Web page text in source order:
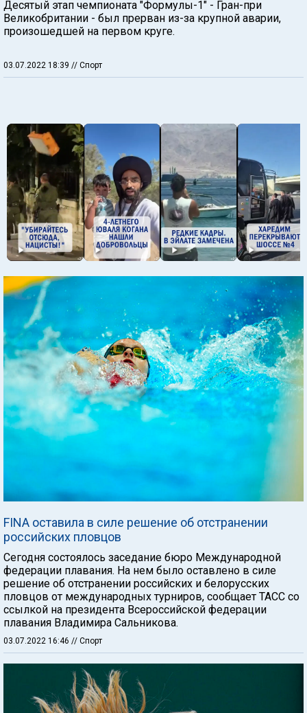
Десятый этап чемпионата "Формулы-1" - Гран-при
Великобритании - был прерван из-за крупной аварии,
произошедшей на первом круге.
03.07.2022 18:39 // Спорт
FINA оставила в силе решение об отстранении
российских пловцов
Сегодня состоялось заседание бюро Международной
федерации плавания. На нем было оставлено в силе
решение об отстранении российских и белорусских
пловцов от международных турниров, сообщает ТАСС со
ссылкой на президента Всероссийской федерации
плавания Владимира Сальникова.
03.07.2022 16:46 // Спорт